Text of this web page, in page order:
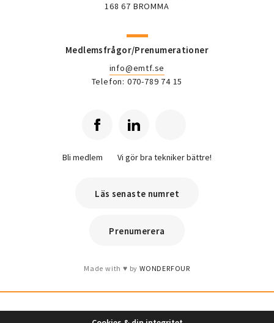
168 67 BROMMA
Medlemsfrågor/Prenumerationer
info@emtf.se
Telefon: 070-789 74 15
Bli medlem Vi gör bra tekniker bättre!
Läs senaste numret
Prenumerera
Made with by WONDERFOUR